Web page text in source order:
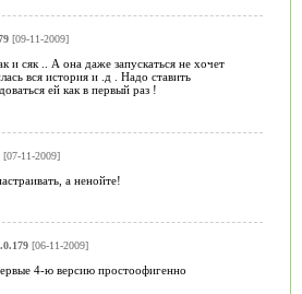
[09-11-2009]
и сяк .. А она даже запускаться не хочет
вся история и .д . Надо ставить
ей как в первый раз !
[07-11-2009]
а ненойте!
[06-11-2009]
4-ю версию простоофигенно